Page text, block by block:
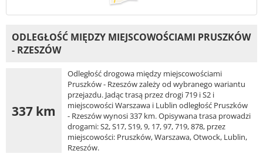
ODLEGŁOŚĆ MIĘDZY MIEJSCOWOŚCIAMI PRUSZKÓW
- RZESZÓW
337 km
Odległość drogowa między miejscowościami
Pruszków - Rzeszów zależy od wybranego wariantu
przejazdu. Jadąc trasą przez drogi 719 i S2 i
miejscowości Warszawa i Lublin odległość Pruszków
- Rzeszów wynosi 337 km. Opisywana trasa prowadzi
drogami: S2, S17, S19, 9, 17, 97, 719, 878, przez
miejscowości: Pruszków, Warszawa, Otwock, Lublin,
Rzeszów.